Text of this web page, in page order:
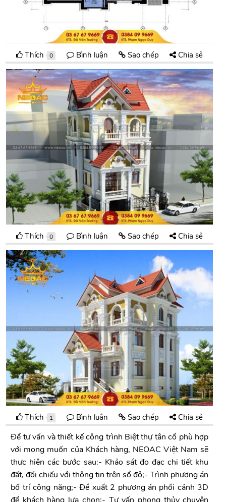
Thích 0 Bình luận Sao chép Chia sẻ
Thích 0 Bình luận Sao chép Chia sẻ
Thích 1 Bình luận Sao chép Chia sẻ
Để tư vấn và thiết kế công trình Biệt thự tân cổ phù hợp
với mong muốn của Khách hàng, NEOAC Việt Nam sẽ
thực hiện các bước sau:- Khảo sát đo đạc chi tiết khu
đất, đối chiếu với thông tin trên sổ đỏ;- Trình phương án
bố trí công năng;- Đề xuất 2 phương án phối cảnh 3D